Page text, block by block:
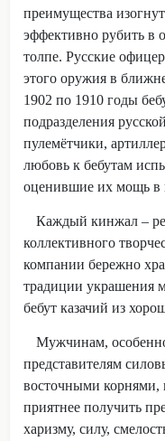
преимущества
эффективно рубить в
толпе. Русские
этого оружия в
1902 по 1910 годы
подразделения
пулемётчики,
любовь к бебутам
оценившие их мощь в
Каждый кинжал –
коллективного
компании бережно
традиции украшения
бебут казачий из
Мужчинам,
представителям
восточными корнями,
приятнее получить
харизму, силу,